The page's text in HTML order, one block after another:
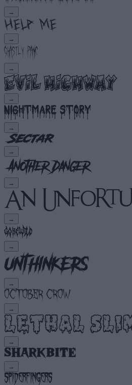
→
→
→
→
→
→
→
→
→
→
→
→
→